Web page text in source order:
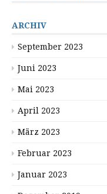
ARCHIV
September 2023
Juni 2023
Mai 2023
April 2023
März 2023
Februar 2023
Januar 2023